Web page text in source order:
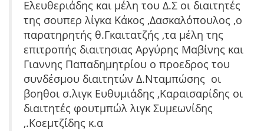
Ελευθεριάδης και μέλη του Δ.Σ οι διαιτητές
της σουπερ λίγκα Κάκος ,Δασκαλόπουλος ,ο
παρατηρητής θ.Γκαιτατζής ,τα μέλη της
επιτροπής διαιτησιας Αργύρης Μαβίνης και
Γιαννης Παπαδημητρίου ο προεδρος του
συνδέσμου διαιτητών Δ.Νταμπώσης οι
βοηθοι σ.λιγκ Ευθυμιάδης ,Καραισαρίδης οι
διαιτητές φουτμπώλ λιγκ Συμεωνίδης
,.Κοεμτζίδης κ.α